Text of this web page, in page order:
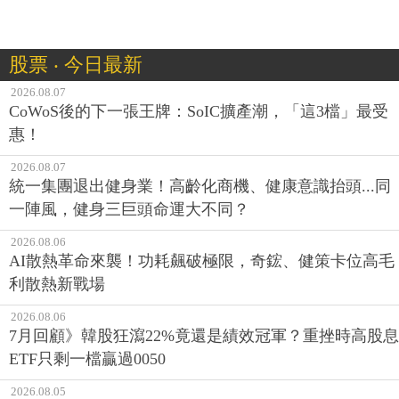
股票 ‧ 今日最新
2026.08.07
CoWoS後的下一張王牌：SoIC擴產潮，「這3檔」最受
惠！
2026.08.07
統一集團退出健身業！高齡化商機、健康意識抬頭...同
一陣風，健身三巨頭命運大不同？
2026.08.06
AI散熱革命來襲！功耗飆破極限，奇鋐、健策卡位高毛
利散熱新戰場
2026.08.06
7月回顧》韓股狂瀉22%竟還是績效冠軍？重挫時高股息
ETF只剩一檔贏過0050
2026.08.05